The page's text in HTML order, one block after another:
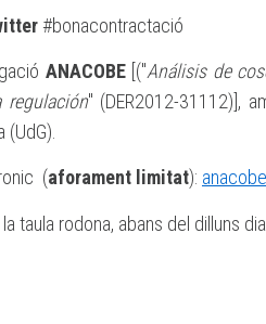
#bonacontractació
ANACOBE[("Análisis de
" (DER2012-31112)],
(aforament limitat):
taula rodona, abans del dilluns